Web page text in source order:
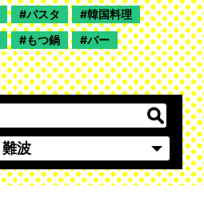
パスタ
韓国料理
もつ鍋
バー